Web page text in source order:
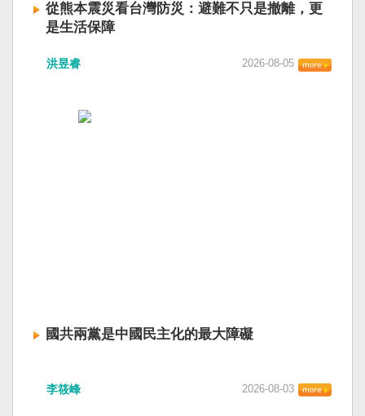
從熊本震災看台灣防災：避難不只是撤離，更
是生活保障
洪昱睿 2026-08-05
國共兩黨是中國民主化的最大障礙
李筱峰 2026-08-03